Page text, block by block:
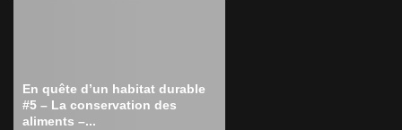
En quête d’un habitat durable
#5 – La conservation des
aliments –...